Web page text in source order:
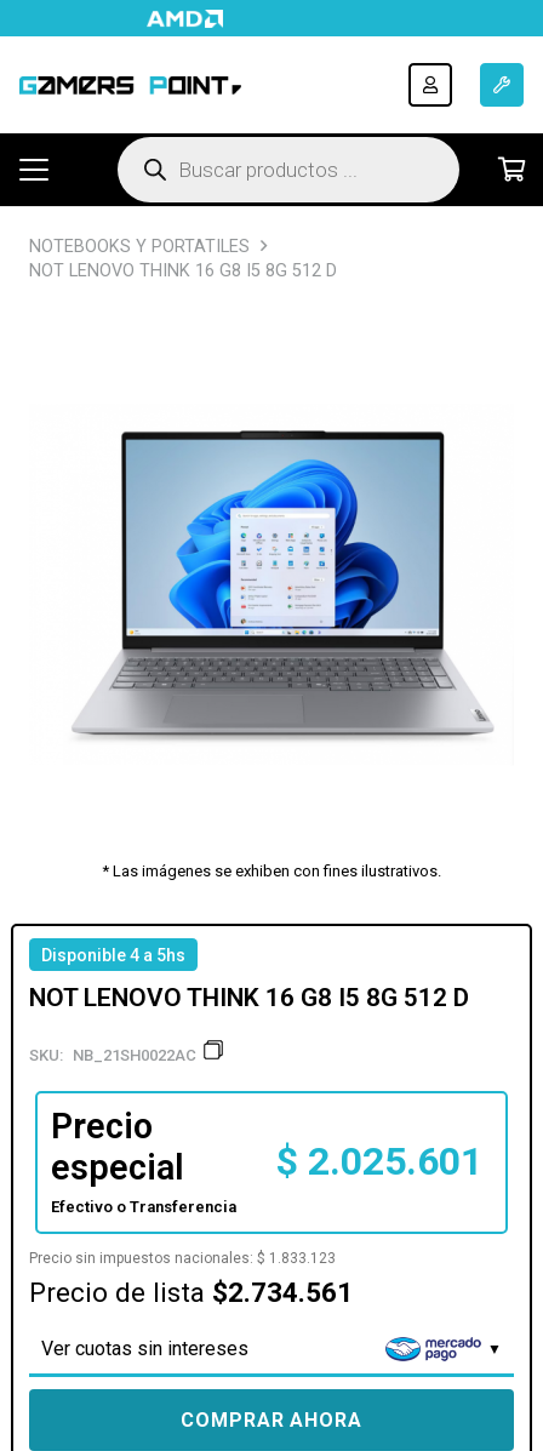
Búsqueda
de
productos
NOTEBOOKS Y PORTATILES
NOT LENOVO THINK 16 G8 I5 8G 512 D
* Las imágenes se exhiben con fines ilustrativos.
Disponible 4 a 5hs
NOT LENOVO THINK 16 G8 I5 8G 512 D
SKU: NB_21SH0022AC
Precio
especial
Efectivo o Transferencia
$ 2.025.601
Precio sin impuestos nacionales:$ 1.833.123
Precio de lista $2.734.561
Ver cuotas sin intereses
COMPRAR AHORA